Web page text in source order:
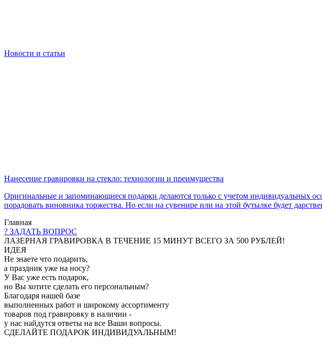
Новости и статьи
Нанесение гравировки на стекло: технологии и преимущества
Оригинальные и запоминающиеся подарки делаются только с учетом индивидуальных
порадовать виновника торжества. Но если на сувенире или на этой бутылке будет
Главная
? ЗАДАТЬ ВОПРОС
ЛАЗЕРНАЯ ГРАВИРОВКА В ТЕЧЕНИЕ 15 МИНУТ ВСЕГО ЗА 500 РУБЛЕЙ!
ИДЕЯ
Не знаете что подарить,
а праздник уже на носу?
У Вас уже есть подарок,
но Вы хотите сделать его персональным?
Благодаря нашей базе
выполненных работ и широкому ассортименту
товаров под гравировку в наличии -
у нас найдутся ответы на все Ваши вопросы.
СДЕЛАЙТЕ ПОДАРОК ИНДИВИДУАЛЬНЫМ!